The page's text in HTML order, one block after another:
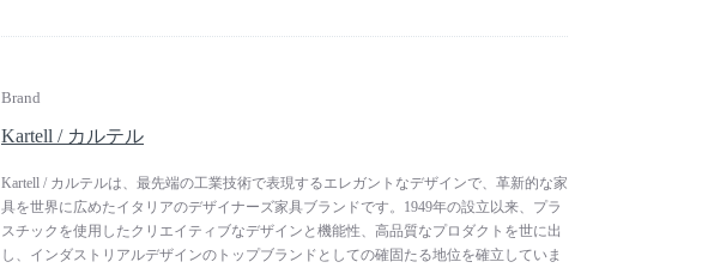
Brand
Kartell / カルテル
Kartell / カルテルは、最先端の工業技術で表現するエレガントなデザインで、革新的な家
具を世界に広めたイタリアのデザイナーズ家具ブランドです。1949年の設立以来、プラ
スチックを使用したクリエイティブなデザインと機能性、高品質なプロダクトを世に出
し、インダストリアルデザインのトップブランドとしての確固たる地位を確立していま